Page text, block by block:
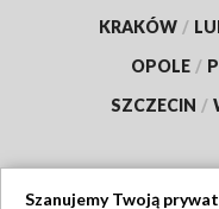
KRAKÓW /
OPOLE /
SZCZECIN /
Szanujemy Twoją